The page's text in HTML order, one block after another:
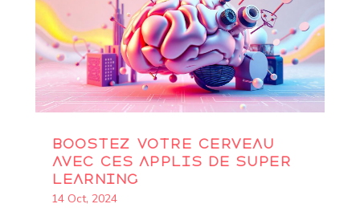
Boostez votre cerveau
avec ces applis de super
learning
14 Oct, 2024